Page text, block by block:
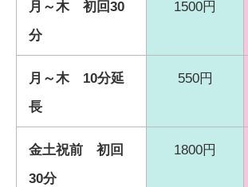
月～木 初回30
分
1500円
月～木 10分延
長
550円
金土祝前 初回
30分
1800円